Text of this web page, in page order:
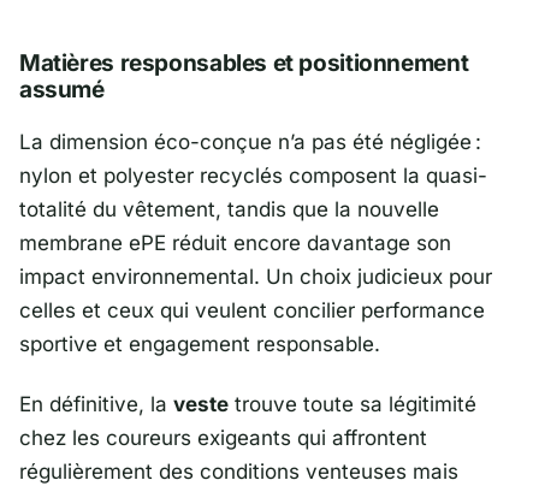
Matières responsables et positionnement
assumé
La dimension éco-conçue n’a pas été négligée :
nylon et polyester recyclés composent la quasi-
totalité du vêtement, tandis que la nouvelle
membrane ePE réduit encore davantage son
impact environnemental. Un choix judicieux pour
celles et ceux qui veulent concilier performance
sportive et engagement responsable.
En définitive, la veste trouve toute sa légitimité
chez les coureurs exigeants qui affrontent
régulièrement des conditions venteuses mais